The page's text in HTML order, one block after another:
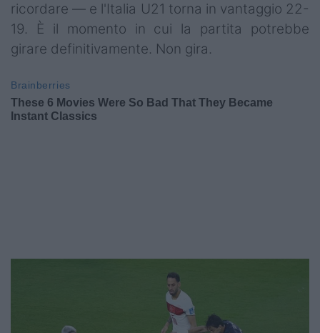
ricordare — e l'Italia U21 torna in vantaggio 22-
19. È il momento in cui la partita potrebbe
girare definitivamente. Non gira.